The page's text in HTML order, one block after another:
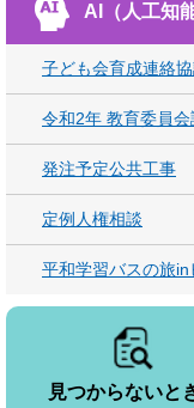
AI（人工知
子ども会育成連絡
令和2年 教育委員
発注予定公共工事
定例人権相談
平和学習バスの旅in
見つからないと